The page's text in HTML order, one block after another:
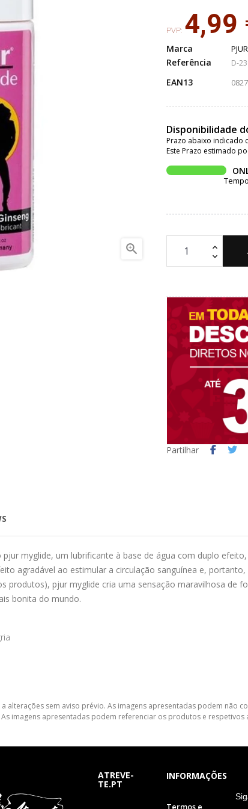

PVP: 4,99
Marca PJUR
Referência D-
EAN13
Disponibilidade
Prazo abaixo indicado
Este Prazo estimado
Partilhar
myglide, um lubrificante à base de água com duplo
agradável ao estimular a circulação sanguínea e,
produtos), pjur myglide cria uma sensação maravilhosa de
bonita do mundo.
alterações sem aviso prévio. As imagens apresentadas podem
imagens apresentadas podem referenciar os produtos e
ATREVE-
TE.PT
INFORMAÇÕES
Termos e
S